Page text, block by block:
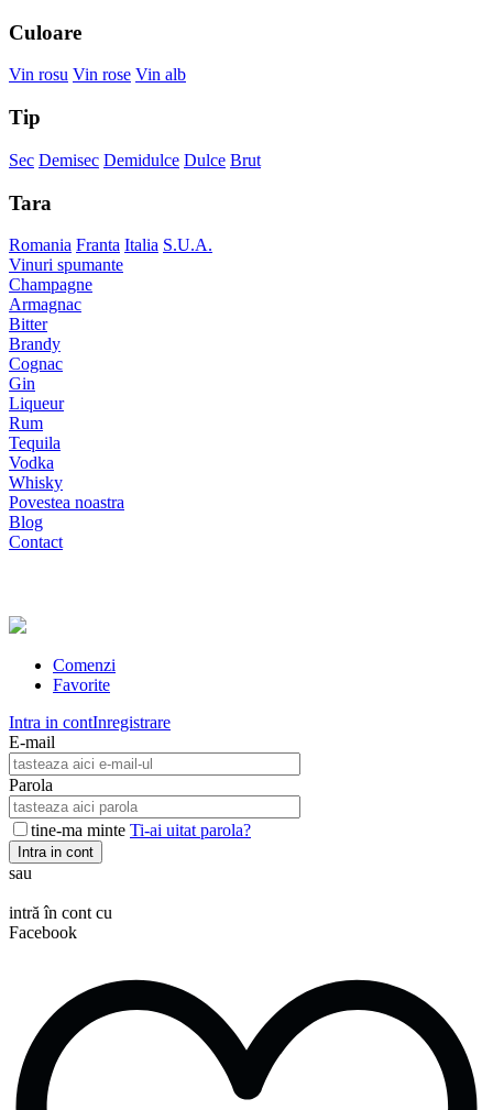
Culoare
Vin rosu Vin rose Vin alb
Tip
Sec Demisec Demidulce Dulce Brut
Tara
Romania Franta Italia S.U.A.
Vinuri spumante
Champagne
Armagnac
Bitter
Brandy
Cognac
Gin
Liqueur
Rum
Tequila
Vodka
Whisky
Povestea noastra
Blog
Contact
Comenzi
Favorite
Intra in contInregistrare
E-mail
Parola
tine-ma minte Ti-ai uitat parola?
Intra in cont
sau
intră în cont cu
Facebook